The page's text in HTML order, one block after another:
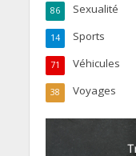
Sexualité
86
Sports
14
Véhicules
71
Voyages
38